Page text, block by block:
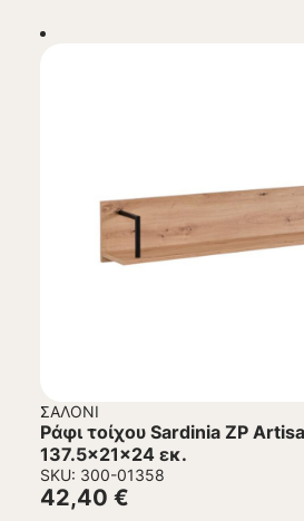
ΣΑΛΌΝΙ
Ράφι τοίχου Sardinia ZP
137.5x21x24 εκ.
SKU: 300-01358
42,40 €